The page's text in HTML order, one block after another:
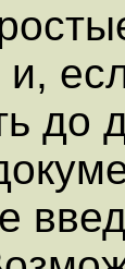
и,
до